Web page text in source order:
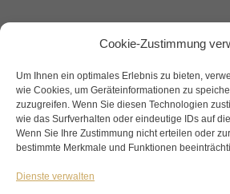
Cookie-Zustimmung
Um Ihnen ein optimales Erlebnis zu bieten,
wie Cookies, um Geräteinformationen zu
zuzugreifen. Wenn Sie diesen Technologien
wie das Surfverhalten oder eindeutige IDs auf
Wenn Sie Ihre Zustimmung nicht erteilen oder
bestimmte Merkmale und Funktionen
Dienste verwalten
Maklerteam
DOWNLOADS
AGBs
Nebenkosten Übersicht
Nebenkosten Übersicht